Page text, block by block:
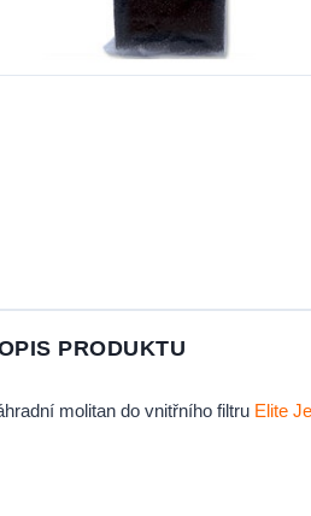
PRODUKTU
molitan do vnitřního filtru Elite